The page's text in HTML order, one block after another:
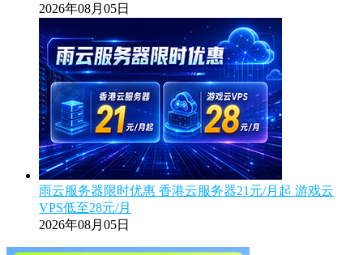
2026年08月05日
雨云服务器限时优惠 香港云服务器21元/月起 游戏云
VPS低至28元/月
2026年08月05日